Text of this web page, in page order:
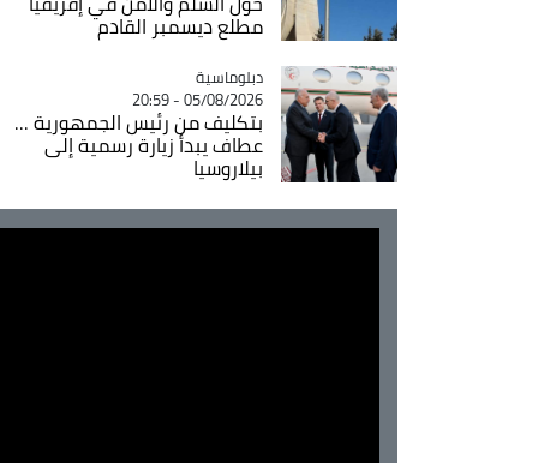
مطلع ديسمبر القادم
Catégorie
دبلوماسية
05/08/2026 - 20:59
بتكليف من رئيس الجمهورية ...
عطاف يبدأ زيارة رسمية إلى
بيلاروسيا